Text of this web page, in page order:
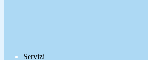
Servizi